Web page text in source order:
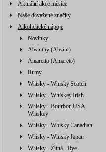
Aktuální akce měsíce
Naše dovážené značky
Alkoholické nápoje
Novinky
Absinthy (Absint)
Amaretto (Amareto)
Rumy
Whisky - Whisky Scotch
Whisky - Whiskey Irish
Whisky - Bourbon USA
Whiskey
Whisky - Whisky Canadian
Whisky - Whisky Japan
Whisky - Žitná - Rye